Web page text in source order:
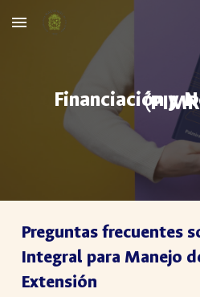
Skip to main content
Financiación y
Preguntas frecuentes
Integral para Manejo
Extensión